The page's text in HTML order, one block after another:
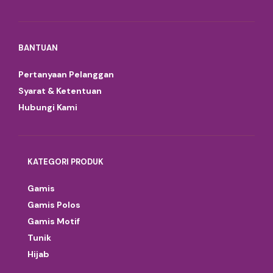
BANTUAN
Pertanyaan Pelanggan
Syarat & Ketentuan
Hubungi Kami
KATEGORI PRODUK
Gamis
Gamis Polos
Gamis Motif
Tunik
Hijab